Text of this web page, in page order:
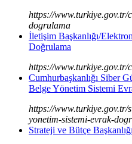
https://
dogrulama
İletişim Başkanlığı/
Doğrulama
https://www.turkiye.gov.tr/
Cumhurbaşkanlığı Siber
Belge Yönetim Sistemi
https://www.turkiye.gov.tr/
yonetim-sistemi-evrak-
Strateji ve Bütçe